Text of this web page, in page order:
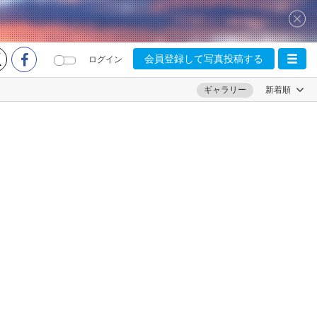
ログイン 会員登録して写真投稿する
ギャラリー 新着順